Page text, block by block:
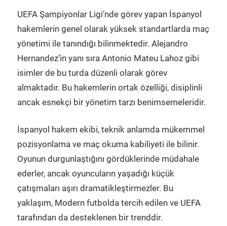
UEFA Şampiyonlar Ligi’nde görev yapan İspanyol
hakemlerin genel olarak yüksek standartlarda maç
yönetimi ile tanındığı bilinmektedir. Alejandro
Hernandez’in yanı sıra Antonio Mateu Lahoz gibi
isimler de bu turda düzenli olarak görev
almaktadır. Bu hakemlerin ortak özelliği, disiplinli
ancak esnekçi bir yönetim tarzı benimsemeleridir.
İspanyol hakem ekibi, teknik anlamda mükemmel
pozisyonlama ve maç okuma kabiliyeti ile bilinir.
Oyunun durgunlaştığını gördüklerinde müdahale
ederler, ancak oyuncuların yaşadığı küçük
çatışmaları aşırı dramatikleştirmezler. Bu
yaklaşım, Modern futbolda tercih edilen ve UEFA
tarafından da desteklenen bir trenddir.